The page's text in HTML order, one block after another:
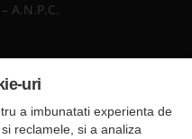
A.N.P.C.
judeţul Suceava
uri
a imbunatati experienta de
reclamele, si a analiza